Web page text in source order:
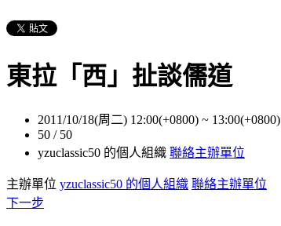
東拉「西」扯談儒道
2011/10/18(周二) 12:00(+0800) ~ 13:00(+0800)
50 / 50
yzuclassic50 的個人組織 聯絡主辦單位
主辦單位 yzuclassic50 的個人組織 聯絡主辦單位
下一步